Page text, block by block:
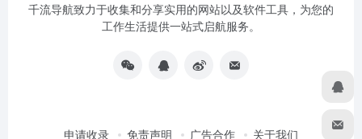
千流导航致力于收集和分享实用的网站以及软件工具，为您的
工作生活提供一站式启航服务。
申请收录 免责声明 广告合作 关于我们